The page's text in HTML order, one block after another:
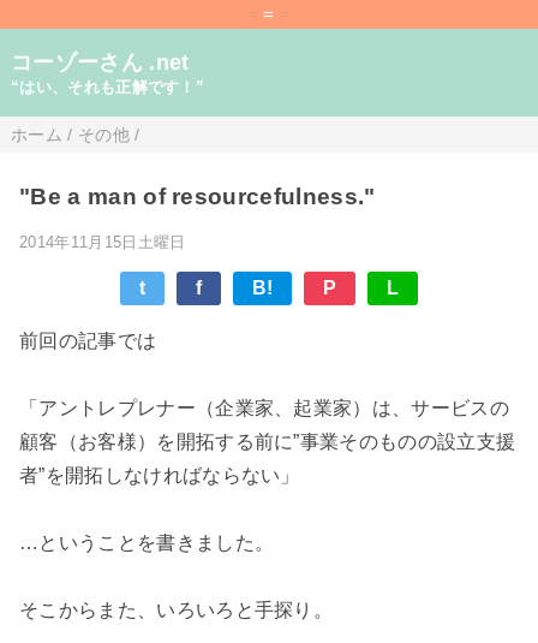
=
コーゾーさん .net
“はい、それも正解です！”
ホーム / その他/
"Be a man of resourcefulness."
2014年11月15日土曜日
t f B! P L
前回の記事では
「アントレプレナー（企業家、起業家）は、サービスの
顧客（お客様）を開拓する前に”事業そのものの設立支援
者”を開拓しなければならない」
…ということを書きました。
そこからまた、いろいろと手探り。